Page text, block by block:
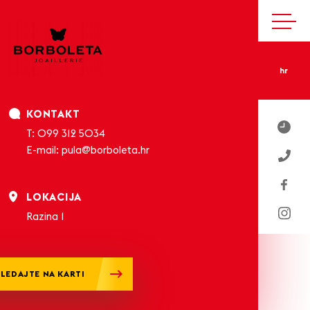
hr
KONTAKT
T: 099 312 5034
E-mail: pula@borboleta.hr
LOKACIJA
Razina 1
NA KARTI